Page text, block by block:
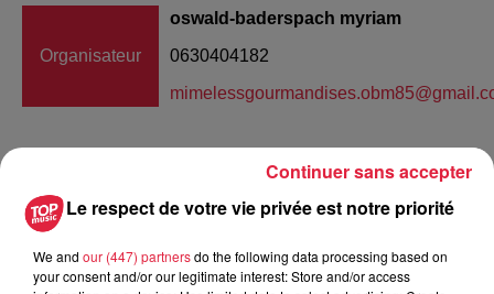
Organisateur
oswald-baderspach myriam
0630404182
Bonjour, Le Dimanche 7 Octobre 2018 de 10h à 18h,
Le respect de votre vie privée est notre priorité
We and our (447) partnersdo the following data processing based on
your consent and/or our legitimate interest: Store and/or access
Continuer sans accepter